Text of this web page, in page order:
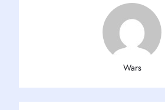
Wars